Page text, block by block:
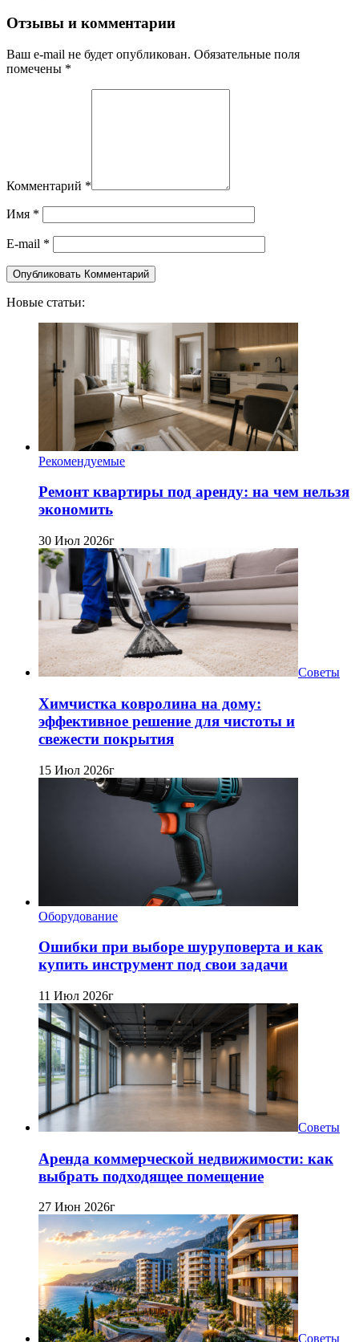
Отзывы и комментарии
Ваш e-mail не будет опубликован. Обязательные поля
помечены *
Комментарий *
Имя *
E-mail *
Новые статьи:
Рекомендуемые
Ремонт квартиры под аренду: на чем нельзя
экономить
30 Июл 2026г
Советы
Химчистка ковролина на дому:
эффективное решение для чистоты и
свежести покрытия
15 Июл 2026г
Оборудование
Ошибки при выборе шуруповерта и как
купить инструмент под свои задачи
11 Июл 2026г
Советы
Аренда коммерческой недвижимости: как
выбрать подходящее помещение
27 Июн 2026г
Советы